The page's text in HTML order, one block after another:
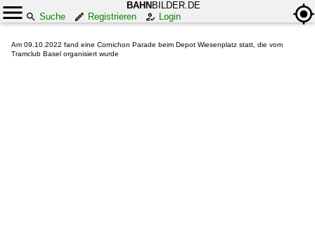
BAHN BILDER.DE
Suche
Registrieren Login
Am 09.10.2022 fand eine Cornichon Parade beim Depot Wiesenplatz statt, die vom
Tramclub Basel organisiert wurde